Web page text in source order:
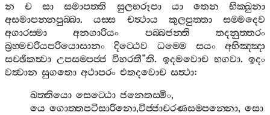
න
ච සා සමාපත‍්ති සුලභරූපා යා තෙන
භික‍්ඛුනා
අසමාපන‍්නපුබ‍්බා.යස‍්ස චත්‍ථාය කුලපුත‍්තා
සම‍්මදෙව
අගාරස‍්මා
අනගාරියං පබ‍්බජන‍්ති
තදනුත‍්තරං
බ්‍රහ‍්මචරියපරියොසානං
දිට‍්ඨෙව ධම‍්මෙ සයං
අභිඤ‍්ඤා
සච‍්ඡිකත්‍වා උපසම‍්පජ‍්ජ විහරතී”ති. ඉදමවොච භගවා.ඉදං
වත්‍වාන සුගතො අථාපරං එතදවොච සත්‍ථා:
ඛත‍්තියො සෙට‍්ඨො ජනෙතස‍්මිං,
යෙ ගොත‍්තපටිසාරිනො,විජ‍්ජාචරණසම‍්පන‍්නො,සො